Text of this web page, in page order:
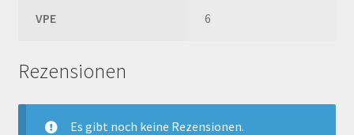
VPE 6
Rezensionen
Es gibt noch keine Rezensionen.